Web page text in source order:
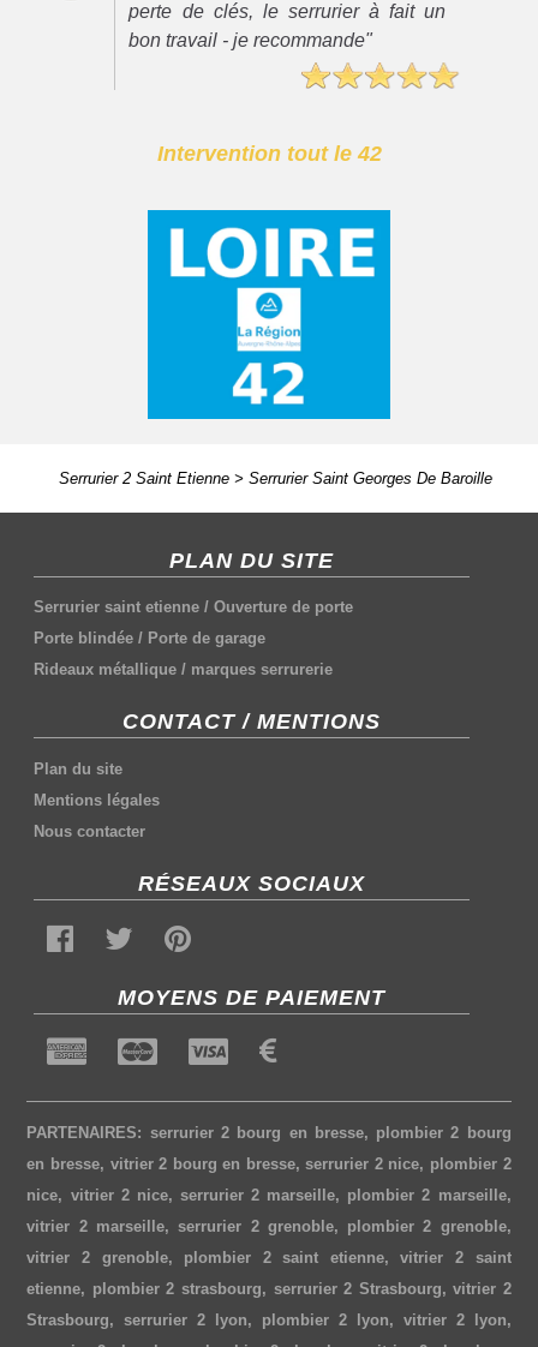
perte de clés, le serrurier à fait un
bon travail - je recommande"
Intervention tout le 42
Serrurier 2 Saint Etienne> Serrurier Saint Georges De Baroille
PLAN DU SITE
Serrurier saint etienne /Ouverture de porte
Porte blindée / Porte de garage
Rideaux métallique / marques serrurerie
CONTACT / MENTIONS
Plan du site
Mentions légales
Nous contacter
RÉSEAUX SOCIAUX
MOYENS DE PAIEMENT
PARTENAIRES: serrurier 2 bourg en bresse, plombier 2 bourg
en bresse, vitrier 2 bourg en bresse,serrurier 2 nice, plombier 2
nice, vitrier 2 nice, serrurier 2 marseille, plombier 2 marseille,
vitrier 2 marseille,serrurier 2 grenoble, plombier 2 grenoble,
vitrier 2 grenoble, plombier 2 saint etienne,vitrier 2 saint
etienne, plombier 2 strasbourg, serrurier 2 Strasbourg,vitrier 2
Strasbourg,serrurier 2 lyon, plombier 2 lyon, vitrier 2 lyon,